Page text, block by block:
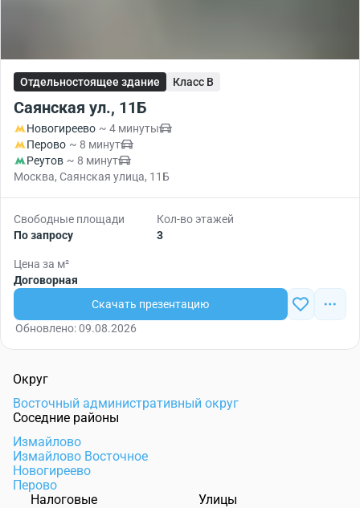
Отдельностоящее здание Класс B
Саянская ул., 11Б
Новогиреево ~ 4 минуты
Перово ~ 8 минут
Реутов ~ 8 минут
Москва, Саянская улица, 11Б
Свободные площади
По запросу
Кол-во этажей
3
Цена за м²
Договорная
Скачать презентацию
Обновлено: 09.08.2026
Округ
Восточный административный округ
Соседние районы
Измайлово
Измайлово Восточное
Новогиреево
Перово
Налоговые
Улицы